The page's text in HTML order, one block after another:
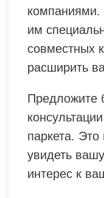
им
совместных
расширить
Предложите
паркета. Это
увидеть
интерес к